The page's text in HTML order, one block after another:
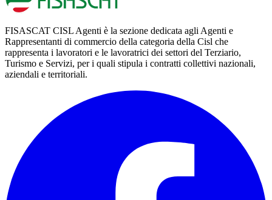
FISASCAT CISL Agenti è la sezione dedicata agli Agenti e
Rappresentanti di commercio della categoria della Cisl che
rappresenta i lavoratori e le lavoratrici dei settori del Terziario,
Turismo e Servizi, per i quali stipula i contratti collettivi nazionali,
aziendali e territoriali.